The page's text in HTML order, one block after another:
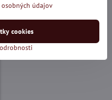
osobných údajov
cookies